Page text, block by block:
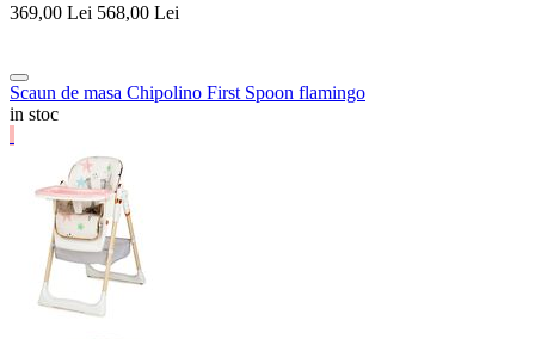
369,00 Lei 568,00 Lei
Scaun de masa Chipolino First Spoon flamingo
in stoc